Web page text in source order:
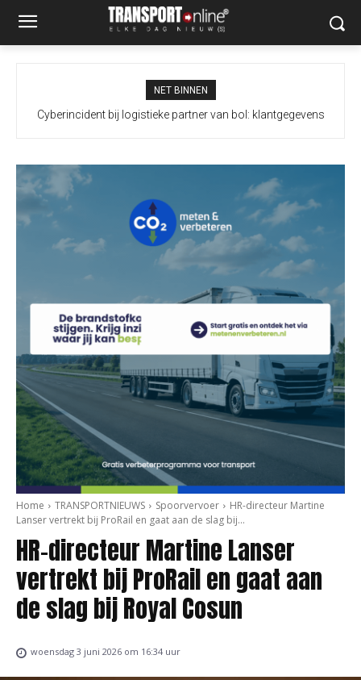
NET BINNEN
Cyberincident bij logistieke partner van bol: klantgegevens
Duitse politie bevestigt: gevonden drone op luchthaven Leipzig
Home TRANSPORTNIEUWS Spoorvervoer
HR-directeur Martine
Lanser vertrekt bij ProRail en gaat aan de slag bij...
HR-directeur Martine Lanser
vertrekt bij ProRail en gaat aan
de slag bij Royal Cosun
woensdag 3 juni 2026 om 16:34 uur